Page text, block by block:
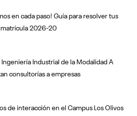
en cada paso! Guía para resolver tus
2026-20
Industrial de la Modalidad A
consultorías a empresas
de interacción en el Campus Los Olivos